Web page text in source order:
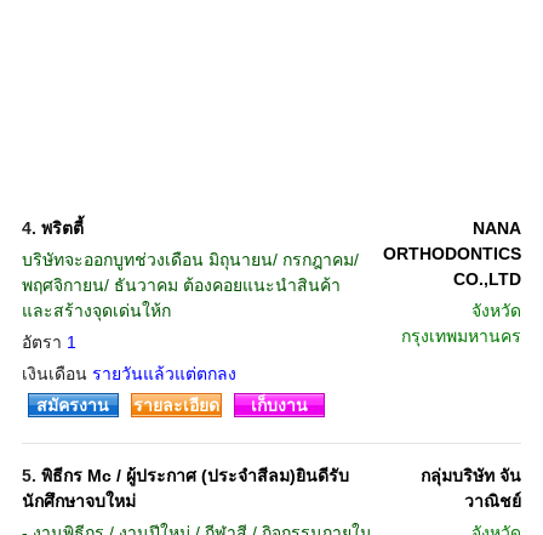
4. พริตตี้
บริษัทจะออกบูทช่วงเดือน มิถุนายน/ กรกฎาคม/
พฤศจิกายน/ ธันวาคม ต้องคอยแนะนำสินค้า
และสร้างจุดเด่นให้ก
อัตรา 1
เงินเดือน รายวันแล้วแต่ตกลง
NANA
ORTHODONTICS
CO.,LTD
จังหวัด
กรุงเทพมหานคร
สมัครงาน รายละเอียด เก็บงาน
5. พิธีกร Mc / ผู้ประกาศ (ประจำสีลม)ยินดีรับ
นักศึกษาจบใหม่
กลุ่มบริษัท จัน
วาณิชย์